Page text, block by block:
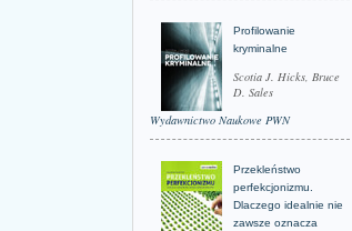
Profilowanie
kryminalne
Scotia J. Hicks, Bruce
D. Sales
Wydawnictwo Naukowe PWN
Przekleństwo
perfekcjonizmu.
Dlaczego idealnie nie
zawsze oznacza